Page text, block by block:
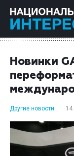
Новинки
Другие новости 14